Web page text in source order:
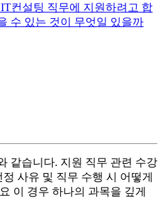
컨설팅 직무에 지원하려고 합
수 있는 것이 무엇일 있을까
같습니다. 지원 직무 관련 수강
사유 및 직무 수행 시 어떻게
이 경우 하나의 과목을 깊게